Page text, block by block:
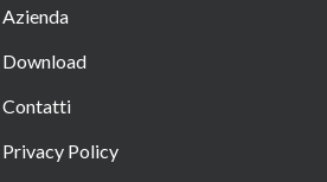
Azienda
Download
Contatti
Privacy Policy